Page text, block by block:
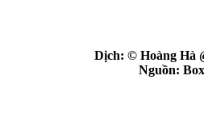
Dịch: © Hoàng Hà
Nguồn: